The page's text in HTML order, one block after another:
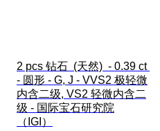
2 pcs 钻石  (天然)  - 0.39 ct
- 圆形 - G, J - VVS2 极轻微
内含二级, VS2 轻微内含二
级 - 国际宝石研究院
（IGI）